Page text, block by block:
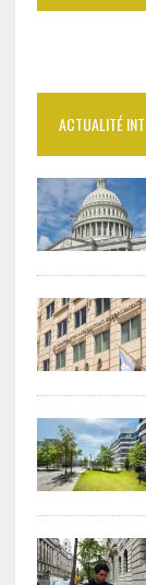
ACTUALITÉ